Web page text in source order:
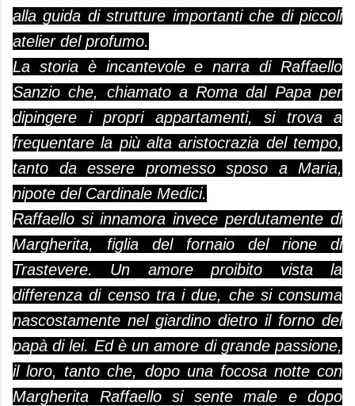
alla guida di strutture importanti che di piccoli
atelier del profumo.
La storia è incantevole e narra di Raffaello
Sanzio che, chiamato a Roma dal Papa per
dipingere i propri appartamenti, si trova a
frequentare la più alta aristocrazia del tempo,
tanto da essere promesso sposo a Maria,
nipote del Cardinale Medici.
Raffaello si innamora invece perdutamente di
Margherita, figlia del fornaio del rione di
Trastevere. Un amore proibito vista la
differenza di censo tra i due, che si consuma
nascostamente nel giardino dietro il forno del
papà di lei. Ed è un amore di grande passione,
il loro, tanto che, dopo una focosa notte con
Margherita Raffaello si sente male e dopo